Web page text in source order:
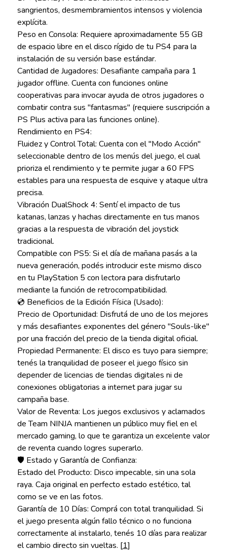
sangrientos, desmembramientos intensos y violencia
explícita.
Peso en Consola: Requiere aproximadamente 55 GB
de espacio libre en el disco rígido de tu PS4 para la
instalación de su versión base estándar.
Cantidad de Jugadores: Desafiante campaña para 1
jugador offline. Cuenta con funciones online
cooperativas para invocar ayuda de otros jugadores o
combatir contra sus "fantasmas" (requiere suscripción a
PS Plus activa para las funciones online).
Rendimiento en PS4:
Fluidez y Control Total: Cuenta con el "Modo Acción"
seleccionable dentro de los menús del juego, el cual
prioriza el rendimiento y te permite jugar a 60 FPS
estables para una respuesta de esquive y ataque ultra
precisa.
Vibración DualShock 4: Sentí el impacto de tus
katanas, lanzas y hachas directamente en tus manos
gracias a la respuesta de vibración del joystick
tradicional.
Compatible con PS5: Si el día de mañana pasás a la
nueva generación, podés introducir este mismo disco
en tu PlayStation 5 con lectora para disfrutarlo
mediante la función de retrocompatibilidad.
💿 Beneficios de la Edición Física (Usado):
Precio de Oportunidad: Disfrutá de uno de los mejores
y más desafiantes exponentes del género "Souls-like"
por una fracción del precio de la tienda digital oficial.
Propiedad Permanente: El disco es tuyo para siempre;
tenés la tranquilidad de poseer el juego físico sin
depender de licencias de tiendas digitales ni de
conexiones obligatorias a internet para jugar su
campaña base.
Valor de Reventa: Los juegos exclusivos y aclamados
de Team NINJA mantienen un público muy fiel en el
mercado gaming, lo que te garantiza un excelente valor
de reventa cuando logres superarlo.
🛡️ Estado y Garantía de Confianza:
Estado del Producto: Disco impecable, sin una sola
raya. Caja original en perfecto estado estético, tal
como se ve en las fotos.
Garantía de 10 Días: Comprá con total tranquilidad. Si
el juego presenta algún fallo técnico o no funciona
correctamente al instalarlo, tenés 10 días para realizar
el cambio directo sin vueltas. [1]